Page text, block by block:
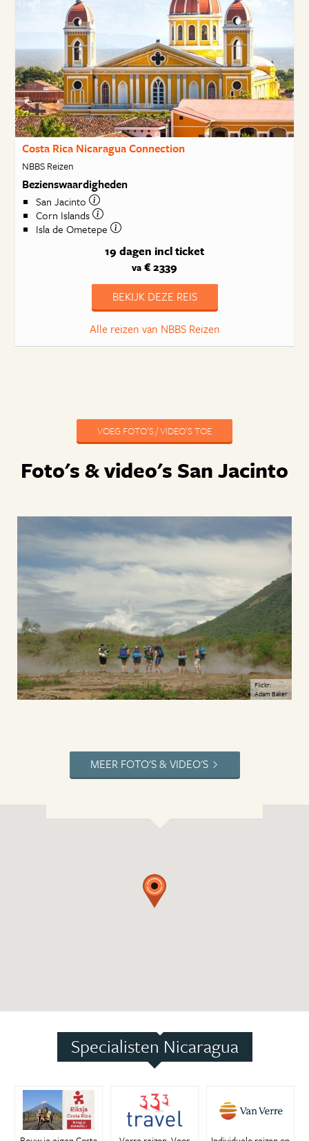
Costa Rica Nicaragua Connection
NBBS Reizen
Bezienswaardigheden
San Jacinto
Corn Islands
Isla de Ometepe
19 dagen incl ticket
va € 2339
BEKIJK DEZE REIS
Alle reizen van NBBS Reizen
VOEG FOTO'S / VIDEO'S TOE
Foto's & video's San Jacinto
Flickr:
Adam Baker
MEER FOTO'S & VIDEO'S
Specialisten Nicaragua